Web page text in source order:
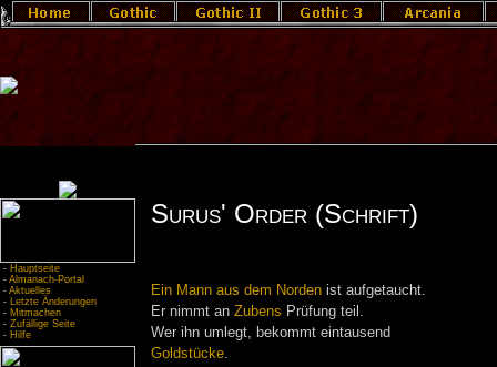
- Hauptseite
- Almanach-Portal
- Aktuelles
- Letzte Änderungen
- Mitmachen
- Zufällige Seite
- Hilfe
Surus' Order (Schrift)
Ein Mann aus dem Nordenist aufgetaucht.
Er nimmt an Zubens Prüfung teil.
Wer ihn umlegt, bekommt eintausend
Goldstücke.